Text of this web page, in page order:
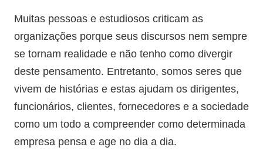
Muitas pessoas e estudiosos criticam as
organizações porque seus discursos nem sempre
se tornam realidade e não tenho como divergir
deste pensamento. Entretanto, somos seres que
vivem de histórias e estas ajudam os dirigentes,
funcionários, clientes, fornecedores e a sociedade
como um todo a compreender como determinada
empresa pensa e age no dia a dia.